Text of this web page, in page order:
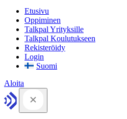
Etusivu
Oppiminen
Talkpal Yrityksille
Talkpal Koulutukseen
Rekisteröidy
Login
Suomi
Aloita